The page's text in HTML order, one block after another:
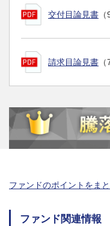
交付目論見書
請求目論見書
ファンドのポイントをま
ファンド関連情報